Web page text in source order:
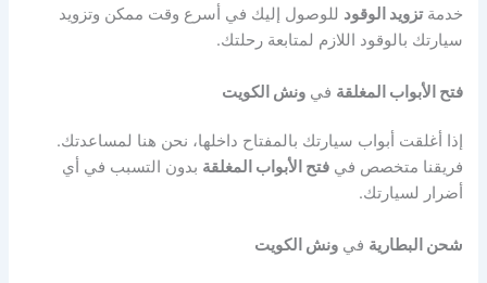
خدمةتزويد الوقود للوصول إليك في أسرع وقت ممكن وتزويد
سيارتك بالوقود اللازم لمتابعة رحلتك.
فتح الأبواب المغلقة فيونش الكويت
إذا أغلقت أبواب سيارتك بالمفتاح داخلها، نحن هنا لمساعدتك.
فريقنا متخصص فيفتح الأبواب المغلقة بدون التسبب في أي
أضرار لسيارتك.
شحن البطارية فيونش الكويت